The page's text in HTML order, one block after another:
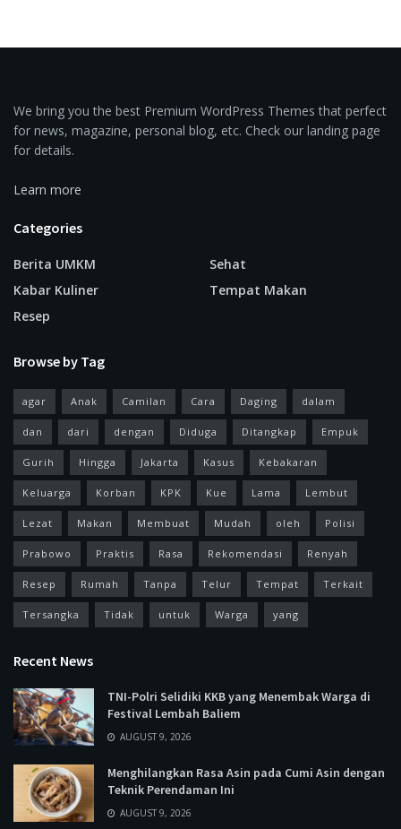
We bring you the best Premium WordPress Themes that perfect
for news, magazine, personal blog, etc. Check our landing page
for details.
Learn more
Categories
Berita UMKM
Kabar Kuliner
Resep
Sehat
Tempat Makan
Browse by Tag
agar Anak Camilan Cara Daging dalam
dan dari dengan Diduga Ditangkap Empuk
Gurih Hingga Jakarta Kasus Kebakaran
Keluarga Korban KPK Kue Lama Lembut
Lezat Makan Membuat Mudah oleh Polisi
Prabowo Praktis Rasa Rekomendasi Renyah
Resep Rumah Tanpa Telur Tempat Terkait
Tersangka Tidak untuk Warga yang
Recent News
TNI-Polri Selidiki KKB yang Menembak Warga di
Festival Lembah Baliem
AUGUST 9, 2026
Menghilangkan Rasa Asin pada Cumi Asin dengan
Teknik Perendaman Ini
AUGUST 9, 2026